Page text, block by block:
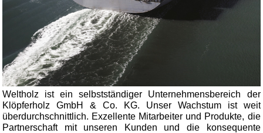
Weltholz ist ein selbstständiger Unternehmensbereich der
Klöpferholz GmbH & Co. KG. Unser Wachstum ist weit
überdurchschnittlich. Exzellente Mitarbeiter und Produkte, die
Partnerschaft mit unseren Kunden und die konsequente